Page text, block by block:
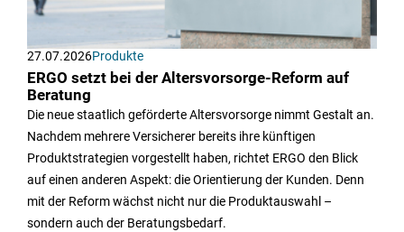
27.07.2026Produkte
ERGO setzt bei der Altersvorsorge-Reform auf
Beratung
Die neue staatlich geförderte Altersvorsorge nimmt Gestalt an.
Nachdem mehrere Versicherer bereits ihre künftigen
Produktstrategien vorgestellt haben, richtet ERGO den Blick
auf einen anderen Aspekt: die Orientierung der Kunden. Denn
mit der Reform wächst nicht nur die Produktauswahl –
sondern auch der Beratungsbedarf.